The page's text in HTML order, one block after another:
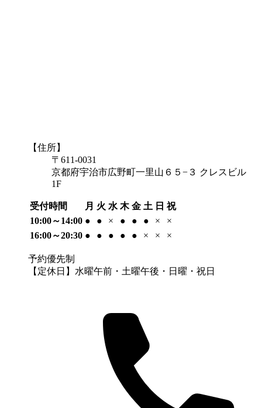
【住所】
〒611-0031
京都府宇治市広野町一里山６５−３ クレスビル
1F
受付時間 月 火 水 木 金 土 日 祝
10:00～14:00 ● ● × ● ● ● ×
×
16:00～20:30 ● ● ● ● ● × × ×
予約優先制
【定休日】水曜午前・土曜午後・日曜・祝日